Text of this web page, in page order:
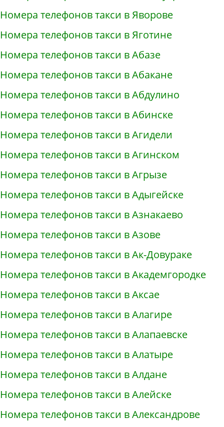
Номера телефонов такси в Яворове
Номера телефонов такси в Яготине
Номера телефонов такси в Абазе
Номера телефонов такси в Абакане
Номера телефонов такси в Абдулино
Номера телефонов такси в Абинске
Номера телефонов такси в Агидели
Номера телефонов такси в Агинском
Номера телефонов такси в Агрызе
Номера телефонов такси в Адыгейске
Номера телефонов такси в Азнакаево
Номера телефонов такси в Азове
Номера телефонов такси в Ак-Довураке
Номера телефонов такси в Академгородке
Номера телефонов такси в Аксае
Номера телефонов такси в Алагире
Номера телефонов такси в Алапаевске
Номера телефонов такси в Алатыре
Номера телефонов такси в Алдане
Номера телефонов такси в Алейске
Номера телефонов такси в Александрове